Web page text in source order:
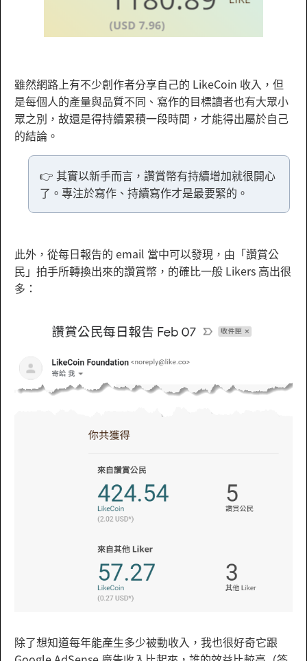
雖然網路上有不少創作者分享自己的 LikeCoin 收入，但
是每個人的產量與品質不同、寫作的目標讀者也有大眾小
眾之別，故還是得持續累積一段時間，才能得出屬於自己
的結論。
👉 其實以新手而言，讚賞幣有持續增加就很開心
了。專注於寫作、持續寫作才是最要緊的。
此外，從每日報告的 email 當中可以發現，由「讚賞公
民」拍手所轉換出來的讚賞幣，的確比一般 Likers 高出很
多：
除了想知道每年能產生多少被動收入，我也很好奇它跟